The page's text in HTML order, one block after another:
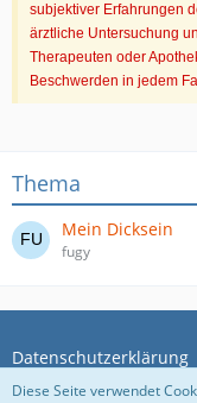
subjektiver Erfahrungen
ärztliche Untersuchung
Therapeuten oder
Beschwerden in jedem
Thema
Mein Dicksein
fugy
Datenschutzerklärung
Diese Seite verwendet